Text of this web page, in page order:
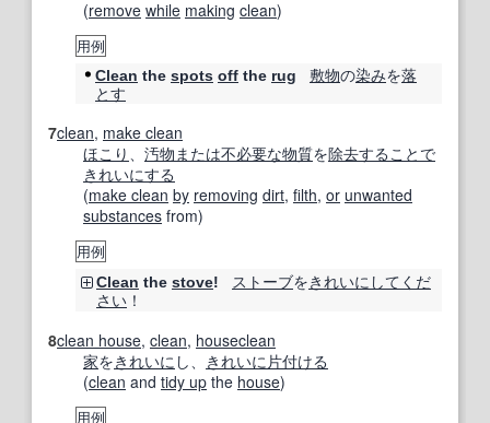
(remove while making clean)
用例
Clean the spots off the rug 敷物の染みを落
とす
7clean, make clean
ほこり 、 汚物または不必要な物質を除去することで
きれいにする
(make clean by removing dirt, filth, or unwanted
substances from)
用例
Clean the stove! ストーブをきれいに してくだ
さい ！
8clean house, clean, houseclean
家をきれいに し、 きれいに片付ける
(clean and tidy up the house)
用例